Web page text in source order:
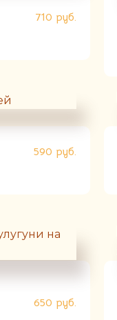
710 руб.
590 руб.
650 руб.